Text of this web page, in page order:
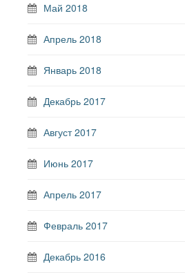
Май 2018
Апрель 2018
Январь 2018
Декабрь 2017
Август 2017
Июнь 2017
Апрель 2017
Февраль 2017
Декабрь 2016